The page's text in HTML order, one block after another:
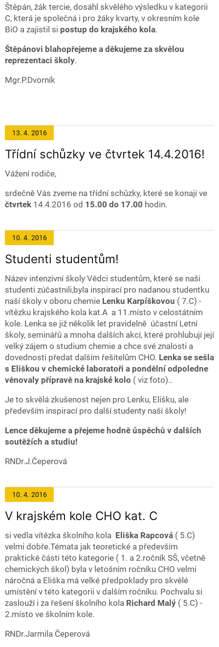
Štěpán, žák tercie, dosáhl skvělého výsledku v kategorii
C, která je společná i pro žáky kvarty, v okresním kole
BiO a zajistil si postup do krajského kola.
Štěpánovi blahopřejeme a děkujeme za skvělou
reprezentaci školy.
Mgr.P.Dvorník
13. 4. 2016
Třídní schůzky ve čtvrtek 14.4.2016!
Vážení rodiče,
srdečně Vás zveme na třídní schůzky, které se konají ve
čtvrtek 14.4.2016 od 15.00 do 17.00 hodin.
10. 4. 2016
Studenti studentům!
Název intenzivní školy Vědci studentům, které se naši
studenti zúčastnili,byla inspirací pro nadanou studentku
naší školy v oboru chemie Lenku Karpíškovou ( 7.C) -
vítězku krajského kola kat.A a 11.místo v celostátním
kole. Lenka se již několik let pravidelně účastní Letní
školy, seminářů a mnoha dalších akcí, které prohlubují její
velký zájem o studium chemie a chce své znalosti a
dovednosti předat dalším řešitelům CHO. Lenka se sešla
s Eliškou v chemické laboratoři a pondělní odpoledne
věnovaly přípravě na krajské kolo ( viz foto)..
Je to skvělá zkušenost nejen pro Lenku, Elišku, ale
především inspirací pro další studenty naší školy!
Lence děkujeme a přejeme hodně úspěchů v dalších
soutěžích a studiu!
RNDr.J.Čeperová
10. 4. 2016
V krajském kole CHO kat. C
si vedla vítězka školního kola Eliška Rapcová ( 5.C)
velmi dobře.Témata jak teoretické a především
praktické části této kategorie ( 1. a 2.ročník SŠ, včetně
chemických škol) byla v letošním ročníku CHO velmi
náročná a Eliška má velké předpoklady pro skvělé
umístění v této kategorii v dalším ročníku. Pochvalu si
zaslouží i za řešení školního kola Richard Malý ( 5.C) -
2.místo ve školním kole.
RNDr.Jarmila Čeperová